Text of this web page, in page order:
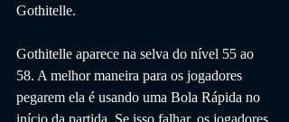
Gothitelle.
Gothitelle aparece na selva do nível 55 ao
58. A melhor maneira para os jogadores
pegarem ela é usando uma Bola Rápida no